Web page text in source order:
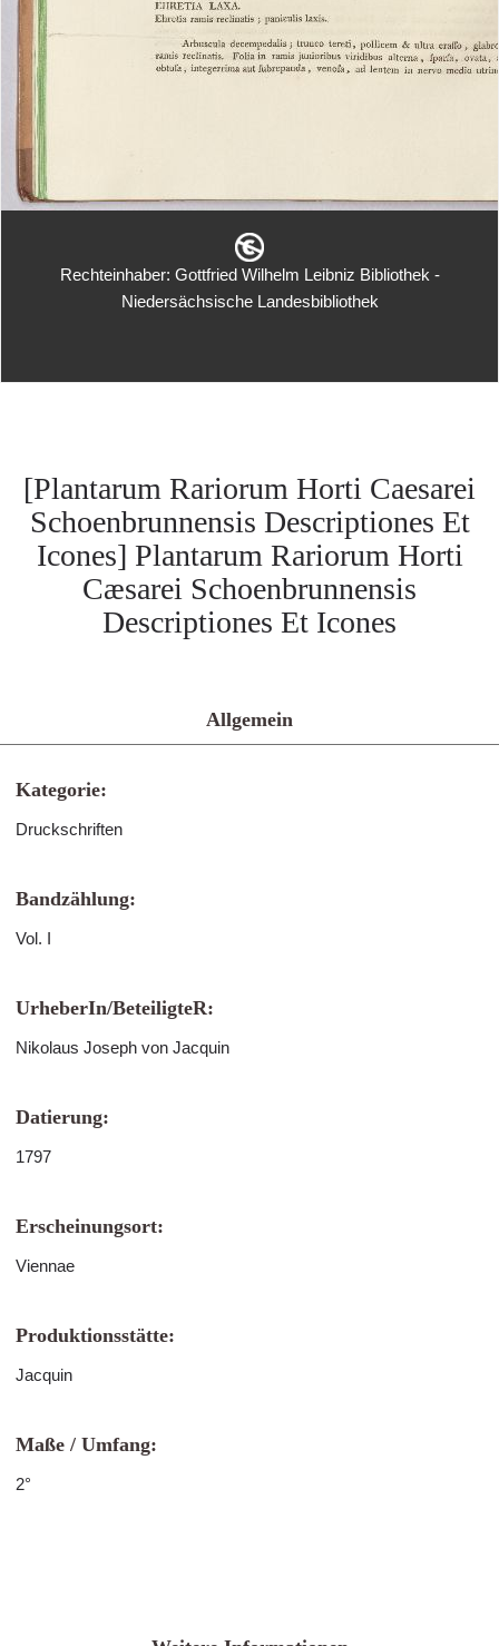
Rechteinhaber: Gottfried Wilhelm Leibniz Bibliothek -
Niedersächsische Landesbibliothek
[Plantarum Rariorum Horti Caesarei
Schoenbrunnensis Descriptiones Et
Icones] Plantarum Rariorum Horti
Cæsarei Schoenbrunnensis
Descriptiones Et Icones
Allgemein
Kategorie:
Druckschriften
Bandzählung:
Vol. I
UrheberIn/BeteiligteR:
Nikolaus Joseph von Jacquin
Datierung:
1797
Erscheinungsort:
Viennae
Produktionsstätte:
Jacquin
Maße / Umfang:
2°